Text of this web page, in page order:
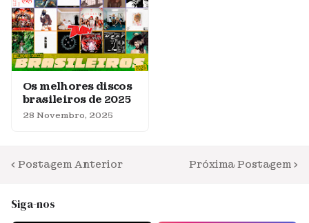
Os melhores discos
brasileiros de 2025
28 Novembro, 2025
Postagem Anterior Próxima Postagem
Siga-nos